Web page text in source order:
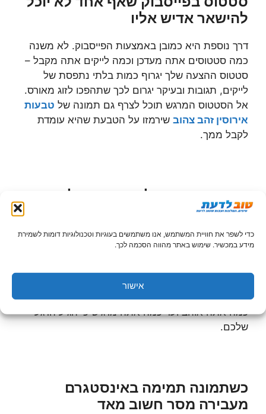
כדי לשפר את חוויית המשתמש, אנו משתמשים בעוגיות וטכנולוגיות דומות לשמירת
מידע במכשיר. שימוש באתר מהווה הסכמה לכך.
אישור
להישאר אדיש אליו
דרך נוספת היא כמובן באמצעות הפייסבוק. לא משנה
כמה סטטוסים אתה מעדכן וכמה לייקים אתה מקבל –
סטטוס ההצעה שלך יגרוף כמות בלתי נתפסת של
לייקים, תגובות ובעיקר יגרום לכך שתהפכו לזוג מאורס.
אל הסטטוס המרגש תוכל לצרף גם תמונה של טבעות
אירוסין זהב צהוב שירמזו על הטבעת שהיא עומדת
לקבל ממך.
פוסט מיוחד בבלוג האישי שלך
המקוונת, מעין יומן שבו הם מתעדים אירועים
שהיא תיכנס לקרוא את הפוסט החדש שלך, היא תגלה
הפתעה שהיא לא ציפתה לה: פוסט שבו אתה מתאר עד
כמה אתה אוהב ועד כמה אתה מרגיש כי הגיע הרגע
שלכם.
כשתמונה תמימה באינסטגרם
מעבירה מסר חשוב מאד